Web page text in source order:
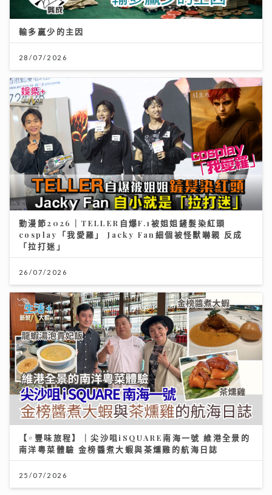
輸多贏少的主因
28/07/2026
動漫節2026｜TELLER自爆F.1被姐姐鏟髮染紅頭
cosplay「我愛羅」 Jacky Fan細個被怪獸嚇親 反成
「拉打迷」
26/07/2026
【#豐味旅程】｜尖沙咀iSQUARE南海一號 維港全景的
南洋粵菜體驗 金榜醬煮大蝦與茶燻雞的航海日誌
25/07/2026